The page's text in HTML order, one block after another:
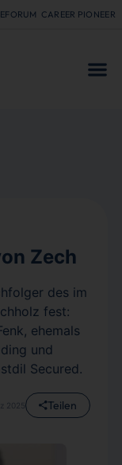
CAREER PIONEER
Zech
des im
fest:
ehemals
und
Secured.
2025 Teilen